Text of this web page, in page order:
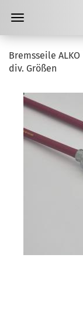
Bremsseile
div. Größen